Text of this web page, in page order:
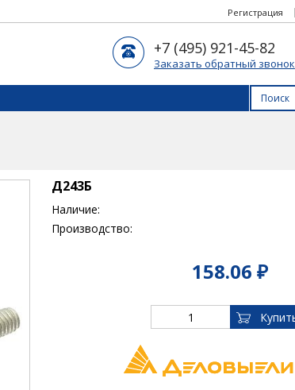
Регистрация
+7 (495) 921-45-82
Заказать обратный звонок
Д243Б
Наличие:
Производство:
158.06 ₽